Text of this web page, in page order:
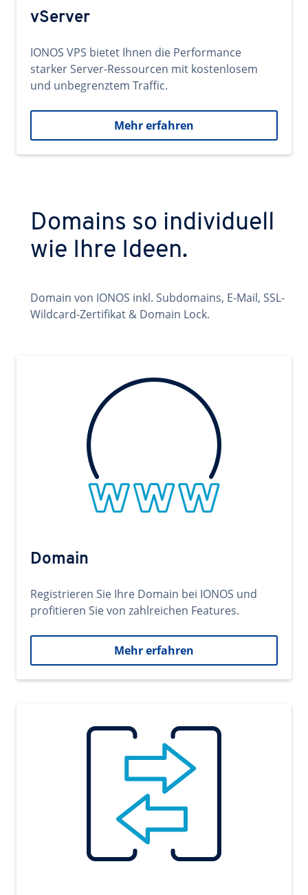
vServer
IONOS VPS bietet Ihnen die Performance
starker Server-Ressourcen mit kostenlosem
und unbegrenztem Traffic.
Mehr erfahren
Domains so individuell
wie Ihre Ideen.
Domain von IONOS inkl. Subdomains, E-Mail, SSL-
Wildcard-Zertifikat & Domain Lock.
Domain
Registrieren Sie Ihre Domain bei IONOS und
profitieren Sie von zahlreichen Features.
Mehr erfahren